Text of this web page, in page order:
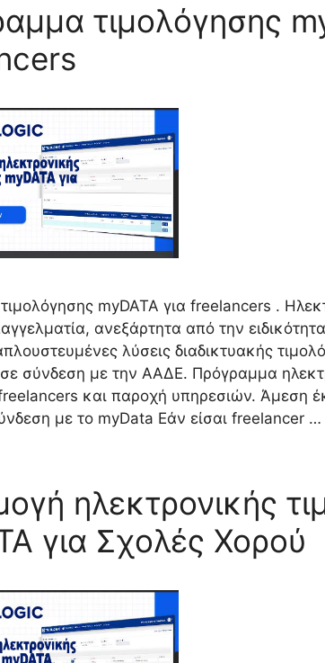
τιμολόγησης
myDATA για freelancers .
ανεξάρτητα από την
λύσεις διαδικτυακής
σε σύνδεση με την ΑΑΔΕ. Πρόγραμμα
freelancers και παροχή υπηρεσιών. Άμεση
με το myData Εάν είσαι freelancer …
ηλεκτρονικής
για Σχολές Χορού